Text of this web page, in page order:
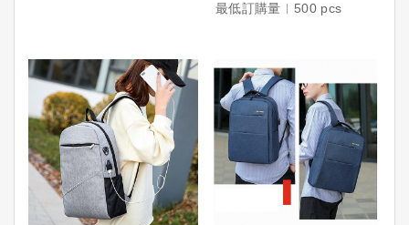
最低訂購量︱500 pcs